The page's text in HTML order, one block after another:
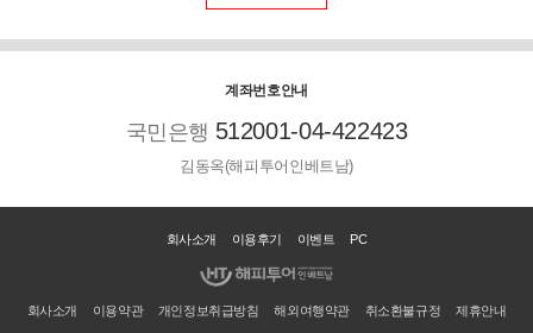
계좌번호안내
국민은행 512001-04-422423
김동옥(해피투어인베트남)
회사소개 이용후기 이벤트 PC
회사소개 이용약관 개인정보취급방침 해외여행약관 취소환불규정 제휴안내